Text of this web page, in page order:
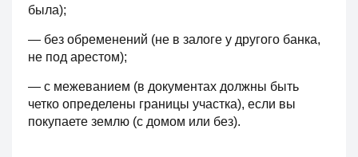
была);
— без обременений (не в залоге у другого банка,
не под арестом);
— с межеванием (в документах должны быть
четко определены границы участка), если вы
покупаете землю (с домом или без).